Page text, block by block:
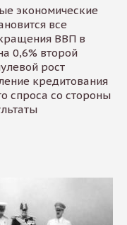
экономические
все
ВВП в
0,6% второй
рост
кредитования
спроса со стороны